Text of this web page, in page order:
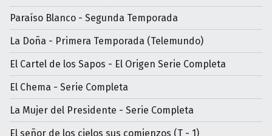
Paraíso Blanco - Segunda Temporada
La Doña - Primera Temporada (Telemundo)
El Cartel de los Sapos - El Origen Serie Completa
El Chema - Serie Completa
La Mujer del Presidente - Serie Completa
El señor de los cielos sus comienzos (T - 1)